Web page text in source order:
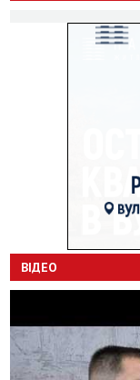
ВІДЕО